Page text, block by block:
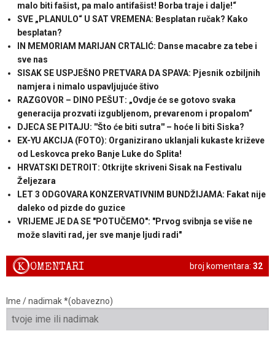
malo biti fašist, pa malo antifašist! Borba traje i dalje!“
SVE „PLANULO“ U SAT VREMENA: Besplatan ručak? Kako
besplatan?
IN MEMORIAM MARIJAN CRTALIĆ: Danse macabre za tebe i
sve nas
SISAK SE USPJEŠNO PRETVARA DA SPAVA: Pjesnik ozbiljnih
namjera i nimalo uspavljujuće štivo
RAZGOVOR – DINO PEŠUT: „Ovdje će se gotovo svaka
generacija prozvati izgubljenom, prevarenom i propalom“
DJECA SE PITAJU: ''Što će biti sutra'' – hoće li biti Siska?
EX-YU AKCIJA (FOTO): Organizirano uklanjali kukaste križeve
od Leskovca preko Banje Luke do Splita!
HRVATSKI DETROIT: Otkrijte skriveni Sisak na Festivalu
Željezara
LET 3 ODGOVARA KONZERVATIVNIM BUNDŽIJAMA: Fakat nije
daleko od pizde do guzice
VRIJEME JE DA SE "POTUČEMO": "Prvog svibnja se više ne
može slaviti rad, jer sve manje ljudi radi"
broj komentara: 32
KOMENTARI
Ime / nadimak *(obavezno)